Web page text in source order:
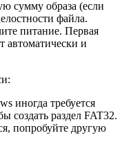
сумму образа (если
файла.
питание. Первая
автоматически и
иногда требуется
создать раздел FAT32.
попробуйте другую